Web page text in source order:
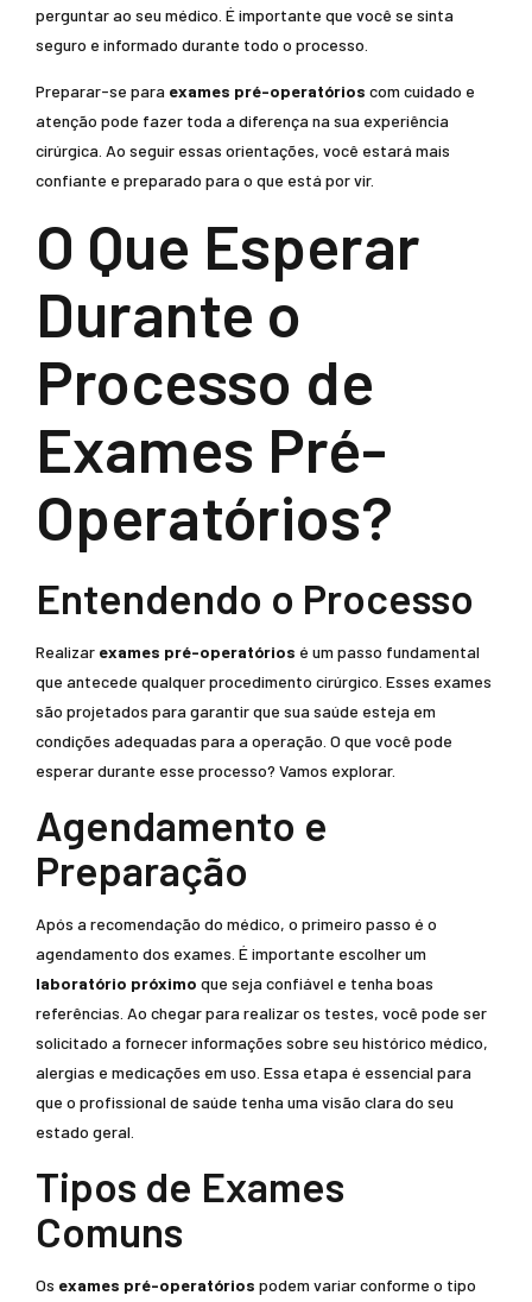
perguntar ao seu médico. É importante que você se sinta
seguro e informado durante todo o processo.
Preparar-se para exames pré-operatórios com cuidado e
atenção pode fazer toda a diferença na sua experiência
cirúrgica. Ao seguir essas orientações, você estará mais
confiante e preparado para o que está por vir.
O Que Esperar
Durante o
Processo de
Exames Pré-
Operatórios?
Entendendo o Processo
Realizar exames pré-operatórios é um passo fundamental
que antecede qualquer procedimento cirúrgico. Esses exames
são projetados para garantir que sua saúde esteja em
condições adequadas para a operação. O que você pode
esperar durante esse processo? Vamos explorar.
Agendamento e
Preparação
Após a recomendação do médico, o primeiro passo é o
agendamento dos exames. É importante escolher um
laboratório próximo que seja confiável e tenha boas
referências. Ao chegar para realizar os testes, você pode ser
solicitado a fornecer informações sobre seu histórico médico,
alergias e medicações em uso. Essa etapa é essencial para
que o profissional de saúde tenha uma visão clara do seu
estado geral.
Tipos de Exames
Comuns
Os exames pré-operatórios podem variar conforme o tipo